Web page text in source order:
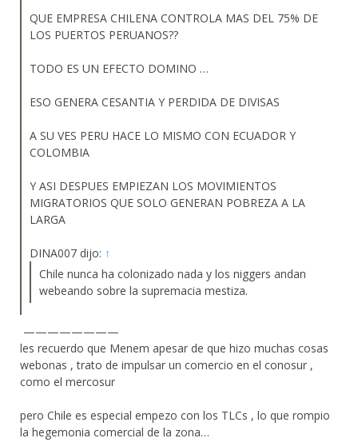
QUE EMPRESA CHILENA CONTROLA MAS DEL 75% DE
LOS PUERTOS PERUANOS??
TODO ES UN EFECTO DOMINO …
ESO GENERA CESANTIA Y PERDIDA DE DIVISAS
A SU VES PERU HACE LO MISMO CON ECUADOR Y
COLOMBIA
Y ASI DESPUES EMPIEZAN LOS MOVIMIENTOS
MIGRATORIOS QUE SOLO GENERAN POBREZA A LA
LARGA
DINA007 dijo: ↑
Chile nunca ha colonizado nada y los niggers andan
webeando sobre la supremacia mestiza.
————————
les recuerdo que Menem apesar de que hizo muchas cosas
webonas , trato de impulsar un comercio en el conosur ,
como el mercosur
pero Chile es especial empezo con los TLCs , lo que rompio
la hegemonia comercial de la zona…